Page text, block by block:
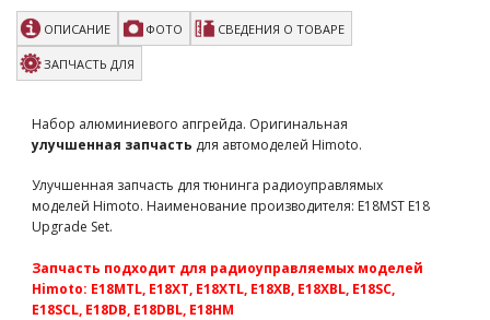
Himoto)
23625 86 грн есть в наличии
Подшипники шариковые 4*8*3 мм для машинки на
радиоуправлении E18 (23628 запчасти Himoto)
Винты 3х6 мм с потайной шляпкой 6 шт. (23637 запчасти
23637 86 грн есть в наличии
Корпус механизма дифференциала алюминиевый для
машинки на радиоуправлении E18 (M601 запчасти Himoto)
Кулаки передние алюминиевые для автомодели E18 (M603
запчасти для радиоуправляемых моделей Himoto)
ОПИСАНИЕ ФОТО СВЕДЕНИЯ О ТОВАРЕ
ЗАПЧАСТЬ ДЛЯ
Набор алюминиевого апгрейда. Оригинальная
улучшенная запчасть для автомоделей Himoto.
Улучшенная запчасть для тюнинга радиоуправлямых
моделей Himoto. Наименование производителя: E18MST E18
Upgrade Set.
Запчасть подходит для радиоуправляемых моделей
Himoto: E18MTL, E18XT, E18XTL, E18XB, E18XBL, E18SC,
E18SCL, E18DB, E18DBL, E18HM